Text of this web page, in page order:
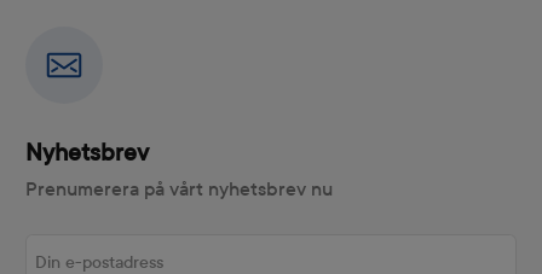
Nyhetsbrev
Prenumerera på vårt nyhetsbrev nu